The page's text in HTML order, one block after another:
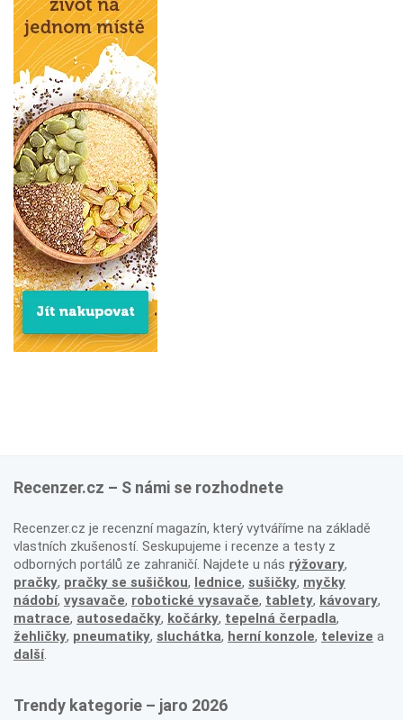
Recenzer.cz – S námi se rozhodnete
Recenzer.cz je recenzní magazín, který vytváříme na základě
vlastních zkušeností. Seskupujeme i recenze a testy z
odborných portálů ze zahraničí. Najdete u nás rýžovary,
pračky, pračky se sušičkou, lednice, sušičky, myčky
nádobí, vysavače, robotické vysavače, tablety, kávovary,
matrace, autosedačky, kočárky, tepelná čerpadla,
žehličky, pneumatiky, sluchátka, herní konzole, televize a
další.
Trendy kategorie – jaro 2026